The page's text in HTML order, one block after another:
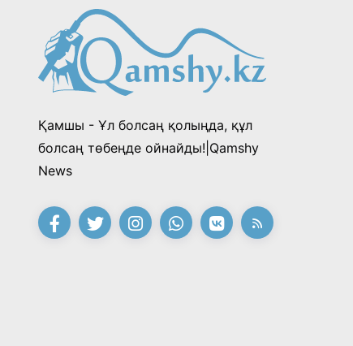
Қамшы - Ұл болсаң қолыңда, құл
болсаң төбеңде ойнайды!|Qamshy
News